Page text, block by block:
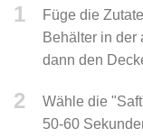
1
Füge die
Behälter in der
dann den
2
Wähle die
50-60